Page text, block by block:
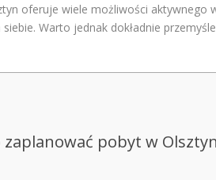
oferuje wiele możliwości aktywnego
Warto jednak dokładnie
zaplanować pobyt w